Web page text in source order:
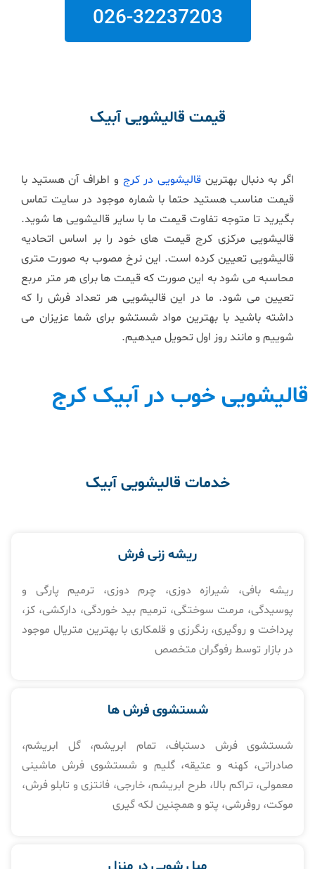
026-32237203
قیمت قالیشویی آبیک
اگر به دنبال بهترین قالیشویی در کرج و اطراف آن هستید با
قیمت مناسب هستید حتما با شماره موجود در سایت تماس
بگیرید تا متوجه تفاوت قیمت ما با سایر قالیشویی ها شوید.
قالیشویی مرکزی کرج قیمت های خود را بر اساس اتحادیه
قالیشویی تعیین کرده است. این نرخ مصوب به صورت متری
محاسبه می شود به این صورت که قیمت ها برای هر متر مربع
تعیین می شود. ما در این قالیشویی هر تعداد فرش را که
داشته باشید با بهترین مواد شستشو برای شما عزیزان می
شوییم و مانند روز اول تحویل میدهیم.
قالیشویی خوب در آبیک کرج
خدمات قالیشویی آبیک
ریشه زنی فرش
ریشه بافی، شیرازه دوزی، چرم دوزی، ترمیم پارگی و
پوسیدگی، مرمت سوختگی، ترمیم بید خوردگی، دارکشی، کز،
پرداخت و روگیری، رنگرزی و قلمکاری با بهترین متریال موجود
در بازار توسط رفوگران متخصص
شستشوی فرش ها​
شستشوی فرش دستباف، تمام ابریشم، گل ابریشم،
صادراتی، کهنه و عتیقه، گلیم و شستشوی فرش ماشینی
معمولی، تراکم بالا، طرح ابریشم، خارجی، فانتزی و تابلو فرش،
موکت، روفرشی، پتو و همچنین لکه گیری